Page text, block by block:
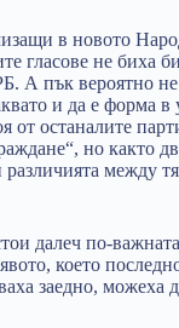
в новото
гласове не биха
А пък вероятно
и да е форма в
от останалите
но както
различията между
далеч по-
което
заедно, можеха